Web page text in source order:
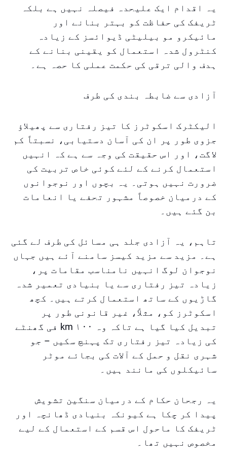
یہ اقدام ایک علیحدہ فیصلہ نہیں ہے بلکہ
ٹریفک کی حفاظت کو بہتر بنانے اور
مائیکرو مو بیلیٹی ڈیوائسز کے زیادہ
کنٹرول شدہ استعمال کو یقینی بنانے کے
ہدف والی ترقی کی حکمت عملی کا حصہ ہے۔
آزادی سے ضابطہ بندی کی طرف
الیکٹرک اسکوٹرز کا تیز رفتاری سے پھیلاؤ
جزوی طور پر ان کی آسان دستیابی، نسبتاً کم
لاگت، اور اس حقیقت کی وجہ سے ہے کہ انہیں
استعمال کرنے کے لئے کوئی خاص تربیت کی
ضرورت نہیں ہوتی۔ یہ بچوں اور نوجوانوں
کے درمیان خصوصاً مشہور تحفے یا انعامات
بن گئے ہیں۔
تاہم، یہ آزادی جلد ہی مسائل کی طرف لے گئی
ہے۔ مزید سے مزید کیسز سامنے آئے ہیں جہاں
نوجوان لوگ انہیں نامناسب مقامات پر،
زیادہ تیز رفتاری سے یا بنیادی تعمیر شدہ
گاڑیوں کے ساتھ استعمال کرتے ہیں۔ کچھ
اسکوٹرز کو، مثلاً، غیر قانونی طور پر
تبدیل کیا گیا ہے تاکہ وہ ۱۰۰ km فی گھنٹے
کی زیادہ تیز رفتاری تک پہنچ سکیں – جو
شہری نقل و حمل کے آلات کی بجائے موٹر
سائیکلوں کی مانند ہیں۔
یہ رجحان حکام کے درمیان سنگین تشویش
پیدا کر چکا ہے کیونکہ بنیادی ڈھانچہ اور
ٹریفک کا ماحول اس قسم کے استعمال کے لیے
مخصوص نہیں تھا۔